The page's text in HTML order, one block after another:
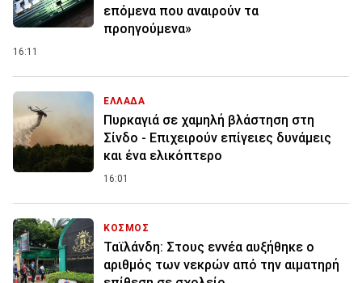
επόμενα που αναιρούν τα
προηγούμενα»
16:11
ΕΛΛΑΔΑ
Πυρκαγιά σε χαμηλή βλάστηση στη
Σίνδο - Επιχειρούν επίγειες δυνάμεις
και ένα ελικόπτερο
16:01
ΚΟΣΜΟΣ
Ταϊλάνδη: Στους εννέα αυξήθηκε ο
αριθμός των νεκρών από την αιματηρή